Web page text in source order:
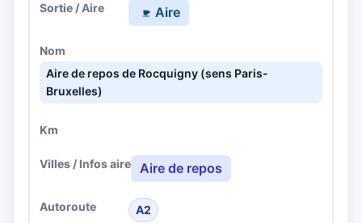
Aire
Aire de repos de Rocquigny (sens Paris-
Bruxelles)
Aire de repos
A2